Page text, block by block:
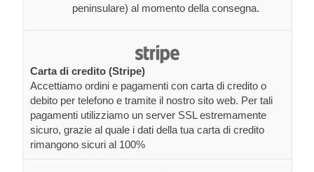
peninsulare) al momento della consegna.
Carta di credito (Stripe)
Accettiamo ordini e pagamenti con carta di credito o
debito per telefono e tramite il nostro sito web. Per tali
pagamenti utilizziamo un server SSL estremamente
sicuro, grazie al quale i dati della tua carta di credito
rimangono sicuri al 100%